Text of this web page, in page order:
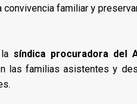
convivencia familiar y
síndica procuradora del
las familias asistentes y